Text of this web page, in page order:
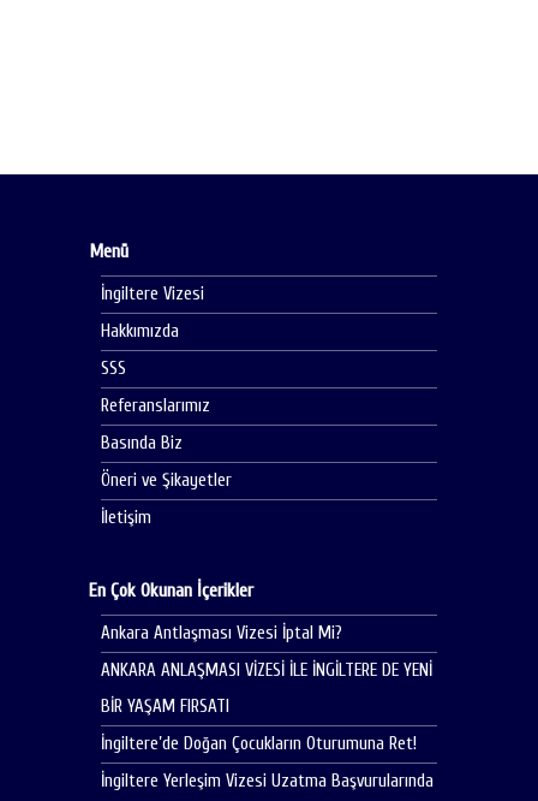
Menü
İngiltere Vizesi
Hakkımızda
SSS
Referanslarımız
Basında Biz
Öneri ve Şikayetler
İletişim
En Çok Okunan İçerikler
Ankara Antlaşması Vizesi İptal Mi?
ANKARA ANLAŞMASI VİZESİ İLE İNGİLTERE DE YENİ
BİR YAŞAM FIRSATI
İngiltere’de Doğan Çocukların Oturumuna Ret!
İngiltere Yerleşim Vizesi Uzatma Başvurularında